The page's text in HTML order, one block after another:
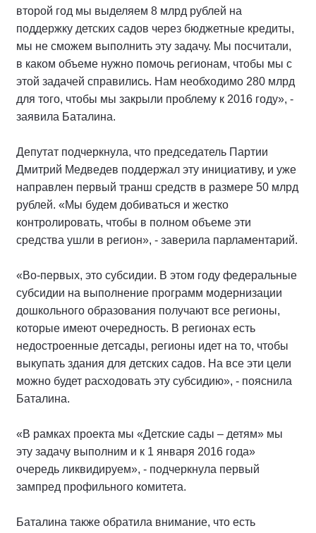
второй год мы выделяем 8 млрд рублей на
поддержку детских садов через бюджетные кредиты,
мы не сможем выполнить эту задачу. Мы посчитали,
в каком объеме нужно помочь регионам, чтобы мы с
этой задачей справились. Нам необходимо 280 млрд
для того, чтобы мы закрыли проблему к 2016 году», -
заявила Баталина.
Депутат подчеркнула, что председатель Партии
Дмитрий Медведев поддержал эту инициативу, и уже
направлен первый транш средств в размере 50 млрд
рублей. «Мы будем добиваться и жестко
контролировать, чтобы в полном объеме эти
средства ушли в регион», - заверила парламентарий.
«Во-первых, это субсидии. В этом году федеральные
субсидии на выполнение программ модернизации
дошкольного образования получают все регионы,
которые имеют очередность. В регионах есть
недостроенные детсады, регионы идет на то, чтобы
выкупать здания для детских садов. На все эти цели
можно будет расходовать эту субсидию», - пояснила
Баталина.
«В рамках проекта мы «Детские сады – детям» мы
эту задачу выполним и к 1 января 2016 года»
очередь ликвидируем», - подчеркнула первый
зампред профильного комитета.
Баталина также обратила внимание, что есть